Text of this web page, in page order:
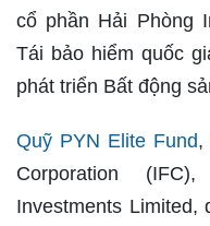
cổ phần Hải Phòng
Tái bảo hiểm quốc
phát triển Bất động
Quỹ PYN Elite Fund,
Corporation
Investments Limited,